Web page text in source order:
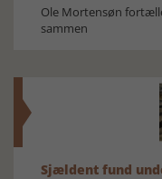
Ole Mortensøn
sammen
Sjældent fund